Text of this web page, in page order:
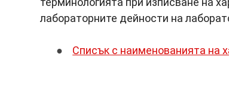
лабораторните дейности на
Списък с наименованията на